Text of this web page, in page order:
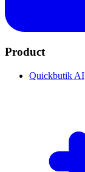
Product
Quickbutik AI